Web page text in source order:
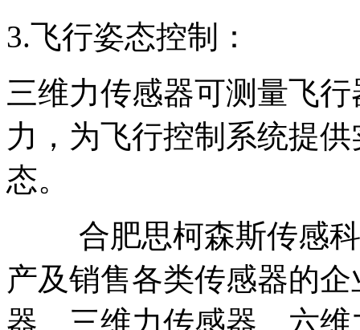
3.飞行姿态控制：
三维力传感器可测量飞
力，为飞行控制系统提
态。
合肥思柯森斯传感科
产及销售各类传感器的
器 、三维力传感器 、六